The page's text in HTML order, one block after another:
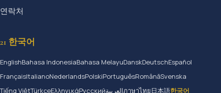
연락처
21 한국어
EnglishBahasa IndonesiaBahasa MelayuDanskDeutschEspañol
FrançaisItalianoNederlandsPolskiPortuguêsRomânăSvenska
Tiếng ViệtTürkçeΕλληνικάРусскийالعربيةภาษาไทย日本語한국어